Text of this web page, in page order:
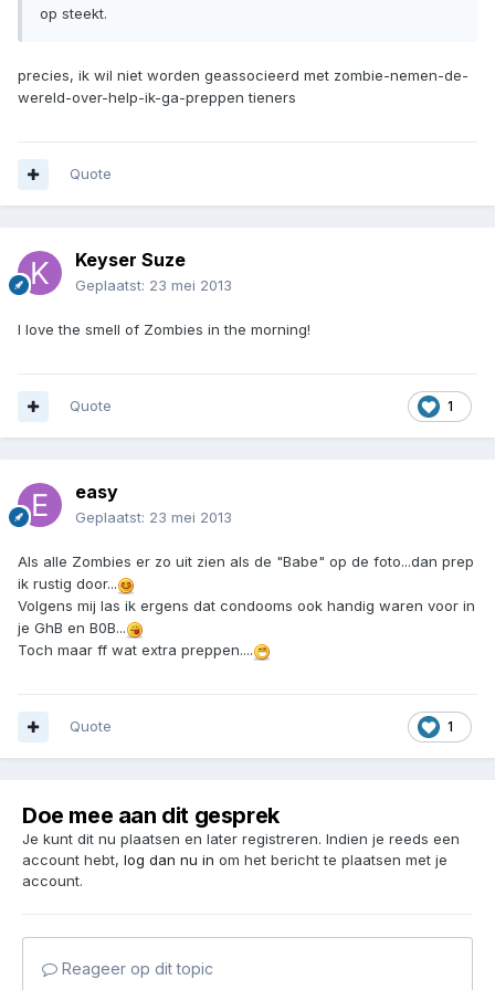
op steekt.
precies, ik wil niet worden geassocieerd met zombie-nemen-de-
wereld-over-help-ik-ga-preppen tieners
Quote
Keyser Suze
Geplaatst: 23 mei 2013
I love the smell of Zombies in the morning!
1
Quote
easy
Geplaatst: 23 mei 2013
Als alle Zombies er zo uit zien als de "Babe" op de foto...dan prep
ik rustig door...
Volgens mij las ik ergens dat condooms ook handig waren voor in
je GhB en B0B...
Toch maar ff wat extra preppen....
1
Quote
Doe mee aan dit gesprek
Je kunt dit nu plaatsen en later registreren. Indien je reeds een
account hebt, log dan nu in om het bericht te plaatsen met je
account.
Reageer op dit topic